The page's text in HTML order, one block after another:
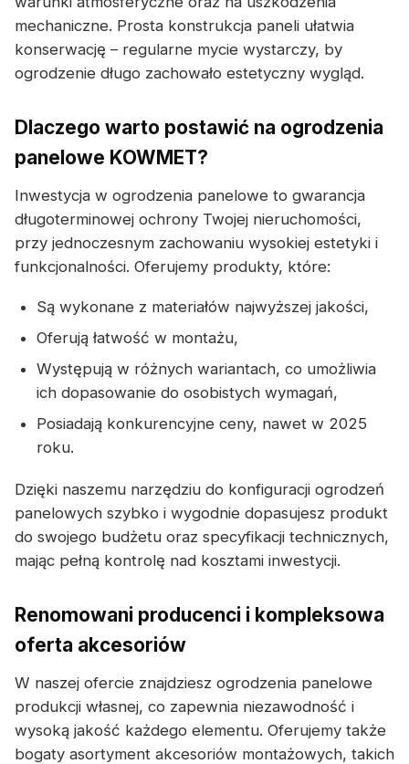
mechaniczne. Prosta konstrukcja paneli ułatwia
konserwację – regularne mycie wystarczy, by
ogrodzenie długo zachowało estetyczny wygląd.
Dlaczego warto postawić na ogrodzenia
panelowe KOWMET?
Inwestycja w ogrodzenia panelowe to gwarancja
długoterminowej ochrony Twojej nieruchomości,
przy jednoczesnym zachowaniu wysokiej estetyki i
funkcjonalności. Oferujemy produkty, które:
Są wykonane z materiałów najwyższej jakości,
Oferują łatwość w montażu,
Występują w różnych wariantach, co umożliwia
ich dopasowanie do osobistych wymagań,
Posiadają konkurencyjne ceny, nawet w 2025
roku.
Dzięki naszemu narzędziu do konfiguracji ogrodzeń
panelowych szybko i wygodnie dopasujesz produkt
do swojego budżetu oraz specyfikacji technicznych,
mając pełną kontrolę nad kosztami inwestycji.
Renomowani producenci i kompleksowa
oferta akcesoriów
W naszej ofercie znajdziesz ogrodzenia panelowe
produkcji własnej, co zapewnia niezawodność i
wysoką jakość każdego elementu. Oferujemy także
bogaty asortyment akcesoriów montażowych, takich